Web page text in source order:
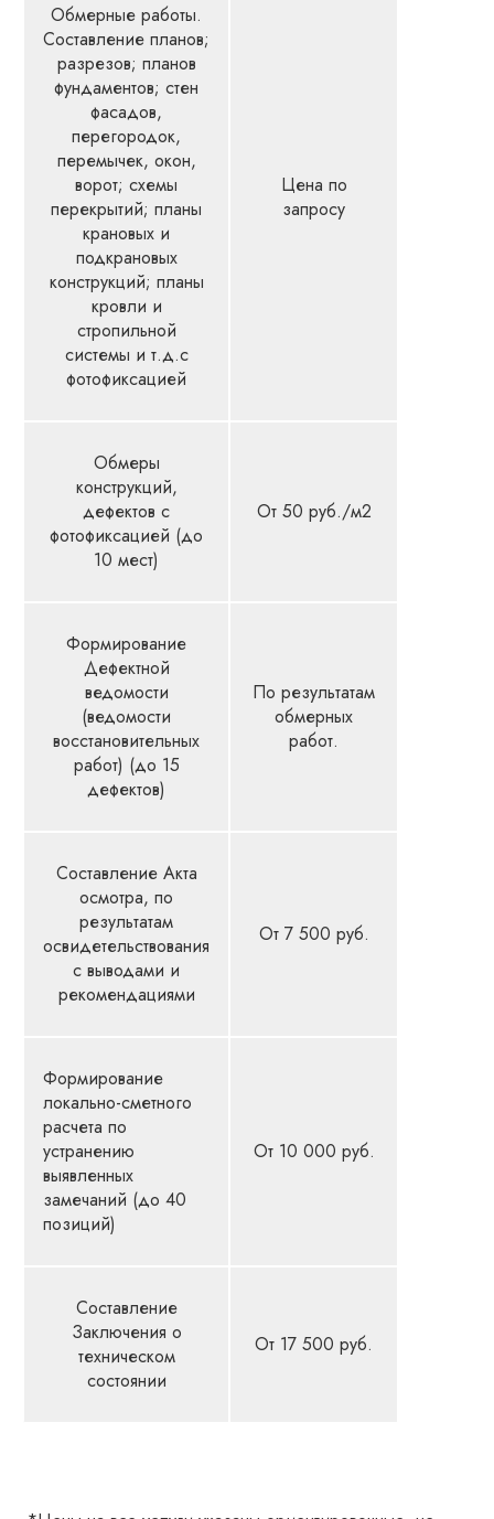
Обмерные работы.
Составление планов;
разрезов; планов
фундаментов; стен
фасадов,
перегородок,
перемычек, окон,
ворот; схемы
перекрытий; планы
крановых и
подкрановых
конструкций; планы
кровли и
стропильной
системы и т.д.с
фотофиксацией
Цена по
запросу
Обмеры
конструкций,
дефектов с
фотофиксацией (до
10 мест)
От 50 руб./м2
Формирование
Дефектной
ведомости
(ведомости
восстановительных
работ) (до 15
дефектов)
По результатам
обмерных
работ.
Составление Акта
осмотра, по
результатам
освидетельствования
с выводами и
рекомендациями
От 7 500 руб.
Формирование
локально-сметного
расчета по
устранению
выявленных
замечаний (до 40
позиций)
От 10 000 руб.
Составление
Заключения о
техническом
состоянии
От 17 500 руб.